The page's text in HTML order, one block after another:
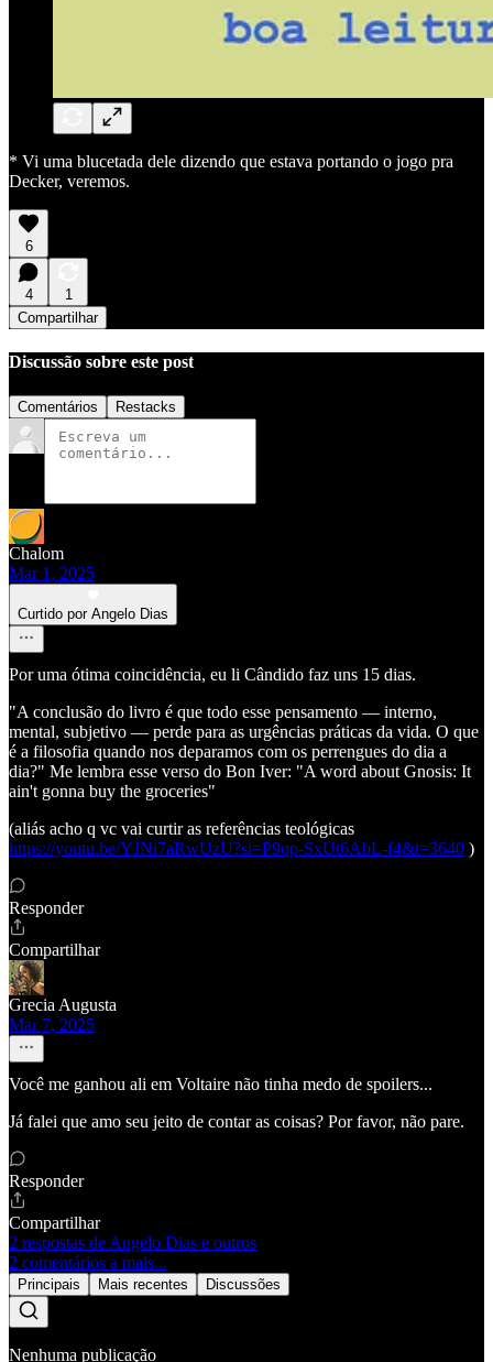
* Vi uma blucetada dele dizendo que estava portando o jogo pra
Decker, veremos.
6
4
1
Compartilhar
Discussão sobre este post
Comentários Restacks
Chalom
Mar 1, 2025
Curtido por Angelo Dias
Por uma ótima coincidência, eu li Cândido faz uns 15 dias.
"A conclusão do livro é que todo esse pensamento — interno,
mental, subjetivo — perde para as urgências práticas da vida. O que
é a filosofia quando nos deparamos com os perrengues do dia a
dia?" Me lembra esse verso do Bon Iver: "A word about Gnosis: It
ain't gonna buy the groceries"
(aliás acho q vc vai curtir as referências teológicas
https://youtu.be/YJNi7aRwUzU?si=P9qp-SxUt6AbL-f4&t=3640 )
Responder
Compartilhar
Grecia Augusta
Mar 7, 2025
Você me ganhou ali em Voltaire não tinha medo de spoilers...
Já falei que amo seu jeito de contar as coisas? Por favor, não pare.
Responder
Compartilhar
2 respostas de Angelo Dias e outros
2 comentários a mais...
Principais Mais recentes Discussões
Nenhuma publicação